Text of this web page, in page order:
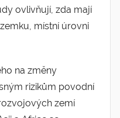
ovlivňují, zda mají
místní úrovni
na změny
rizikům povodní
zemí